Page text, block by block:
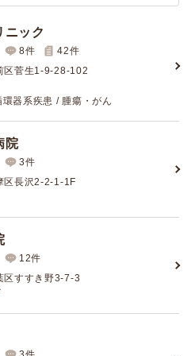
ニック
8件 42件
区菅生1-9-28-102
器系疾患 / 腫瘍・がん
院
3件
区長沢2-2-1-1F
12件
区すすき野3-7-3